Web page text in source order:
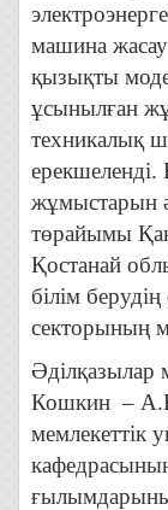
машина
қызықты
ұсынылған
техникалық
жұмыстарын
төрайымы
Қостанай
білім
секторының
Әділқазылар
Кошкин –
мемлекеттік